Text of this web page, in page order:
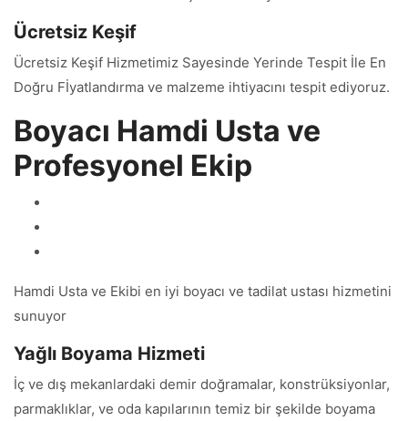
Ücretsiz Keşif
Ücretsiz Keşif Hizmetimiz Sayesinde Yerinde Tespit İle En
Doğru Fİyatlandırma ve malzeme ihtiyacını tespit ediyoruz.
Boyacı Hamdi Usta ve
Profesyonel Ekip
Hamdi Usta ve Ekibi en iyi boyacı ve tadilat ustası hizmetini
sunuyor
Yağlı Boyama Hizmeti
İç ve dış mekanlardaki demir doğramalar, konstrüksiyonlar,
parmaklıklar, ve oda kapılarının temiz bir şekilde boyama